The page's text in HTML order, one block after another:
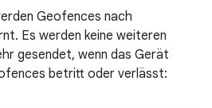
Geofences nach
Es werden keine weiteren
gesendet, wenn das Gerät
betritt oder verlässt: